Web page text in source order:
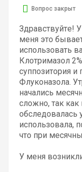
Вопрос закрыт
Здравствуйте!
меня это
использовать
Клотримазол
суппозитория и
Флуконазола.
начались
сложно, так
обследовалась
использовала,
что при
У меня